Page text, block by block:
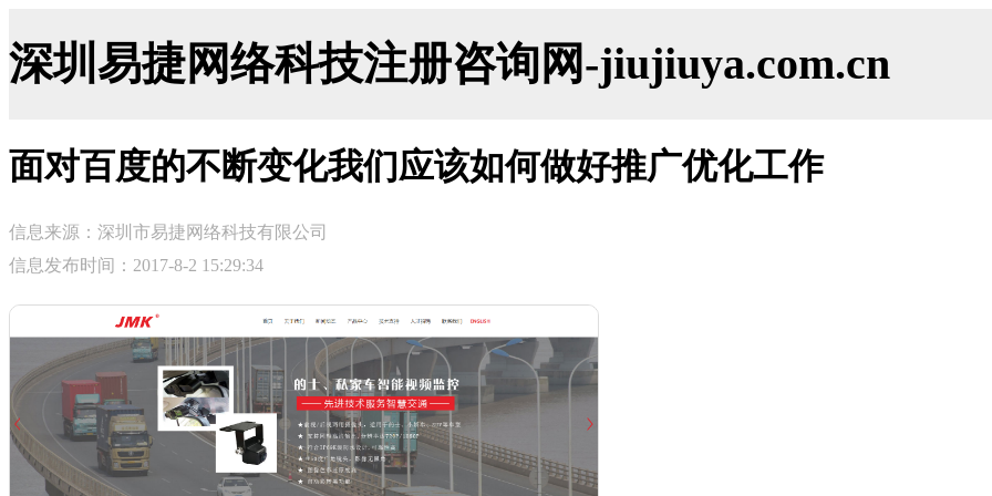
深圳易捷网络科技注册咨询网-jiujiuya.com.cn
面对百度的不断变化我们应该如何做好推广优化工作
信息来源：深圳市易捷网络科技有限公司
信息发布时间：2017-8-2 15:29:34